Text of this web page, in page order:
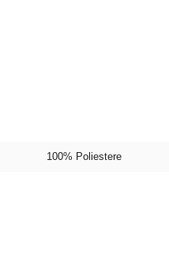
100% Poliestere